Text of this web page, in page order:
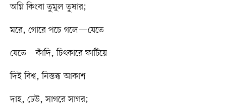
অগ্নি কিংবা তুমুল তুষার;
মরে, গোরে পচে গলে—যেতে
যেতে—কাঁদি, চিৎকারে ফাটিয়ে
দিই বিশ্ব, নিস্তব্ধ আকাশ
দাহ, ঢেউ, সাগরে সাগর;